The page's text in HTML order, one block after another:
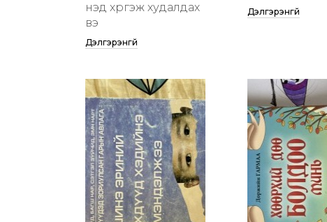
үнэд хүргэж худалдах
вэ
Дэлгэрэнгүй
Дэлгэрэнгүй